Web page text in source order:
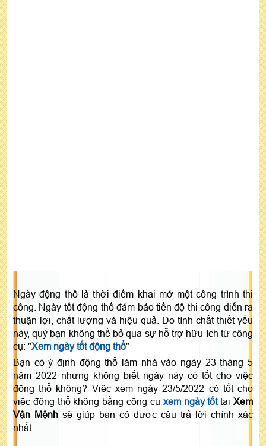
Ngày động thổ là thời điểm khai mở một công trình thi
công. Ngày tốt động thổ đảm bảo tiến độ thi công diễn ra
thuận lợi, chất lượng và hiệu quả. Do tính chất thiết yếu
này, quý bạn không thể bỏ qua sự hỗ trợ hữu ích từ công
cụ: "Xem ngày tốt động thổ"
Bạn có ý định động thổ làm nhà vào ngày 23 tháng 5
năm 2022 nhưng không biết ngày này có tốt cho việc
động thổ không? Việc xem ngày 23/5/2022 có tốt cho
việc động thổ không bằng công cụ xem ngày tốttạiXem
Vận Mệnh sẽ giúp bạn có được câu trả lời chính xác
nhất.